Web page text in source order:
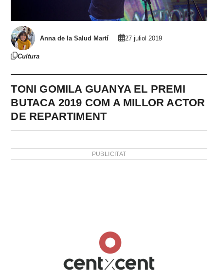
Anna de la Salud Martí 27 juliol 2019
Cultura
TONI GOMILA GUANYA EL PREMI
BUTACA 2019 COM A MILLOR ACTOR
DE REPARTIMENT
PUBLICITAT